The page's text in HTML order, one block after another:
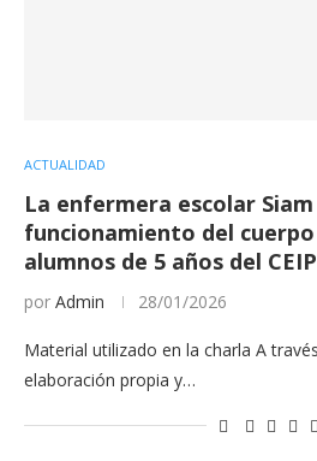
ACTUALIDAD
La enfermera escolar
funcionamiento del
alumnos de 5 años del
por Admin 28/01/2026
Material utilizado en la charla A
elaboración propia y…